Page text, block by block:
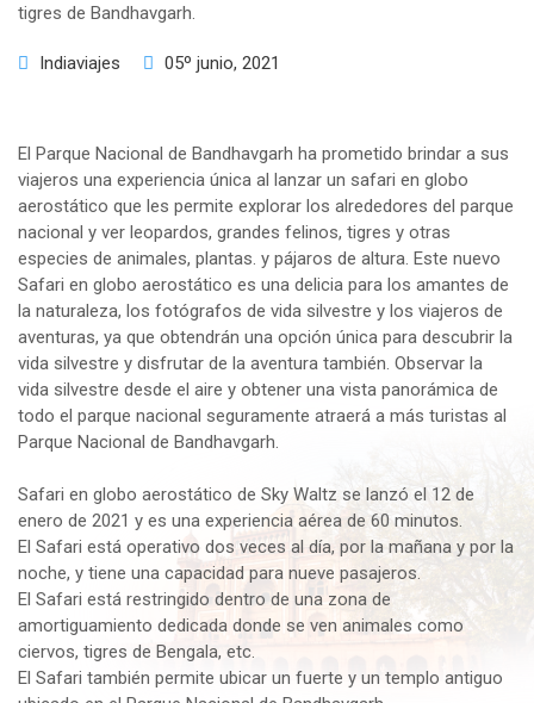
tigres de Bandhavgarh.
Indiaviajes 05º junio, 2021
El Parque Nacional de Bandhavgarh ha prometido brindar a sus
viajeros una experiencia única al lanzar un safari en globo
aerostático que les permite explorar los alrededores del parque
nacional y ver leopardos, grandes felinos, tigres y otras
especies de animales, plantas. y pájaros de altura. Este nuevo
Safari en globo aerostático es una delicia para los amantes de
la naturaleza, los fotógrafos de vida silvestre y los viajeros de
aventuras, ya que obtendrán una opción única para descubrir la
vida silvestre y disfrutar de la aventura también. Observar la
vida silvestre desde el aire y obtener una vista panorámica de
todo el parque nacional seguramente atraerá a más turistas al
Parque Nacional de Bandhavgarh.
Safari en globo aerostático de Sky Waltz se lanzó el 12 de
enero de 2021 y es una experiencia aérea de 60 minutos.
El Safari está operativo dos veces al día, por la mañana y por la
noche, y tiene una capacidad para nueve pasajeros.
El Safari está restringido dentro de una zona de
amortiguamiento dedicada donde se ven animales como
ciervos, tigres de Bengala, etc.
El Safari también permite ubicar un fuerte y un templo antiguo